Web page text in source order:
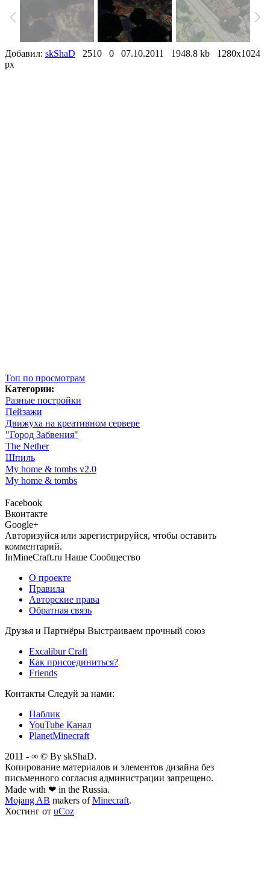
Добавил: skShaD 2510 0 07.10.2011 1948.8 kb
1280x1024
px
Топ по просмотрам
Категории:
Разные постройки
Пейзажи
Движуха на креативном сервере
"Город Забвения"
The Nether
Шпиль
My home & tombs v2.0
My home & tombs
Facebook
Вконтакте
Google+
Авторизуйся или зарегистрируйся, чтобы оставить
комментарий.
InMineCraft.ru Наше Сообщество
О проекте
Правила
Авторские права
Обратная связь
Друзья и Партнёры Выстраиваем прочный союз
Excalibur Craft
Как присоединиться?
Friends
Контакты Следуй за нами:
Паблик
YouTube Канал
PlanetMinecraft
2011 - ∞ © By skShaD.
Копирование материалов и элементов дизайна без
письменного согласия администрации запрещено.
Made with ❤ in the Russia.
Mojang AB makers ofMinecraft.
Хостинг от uCoz